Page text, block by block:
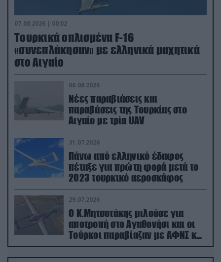
07.08.2026 | 00:02
Τουρκικά οπλισμένα F-16
«συνεπλάκησαν» με ελληνικά μαχητικά
στο Αιγαίο
06.08.2026
Νέες παραβιάσεις και
παραβάσεις της Τουρκίας στο
Αιγαίο με τρία UAV
31.07.2026
Πάνω από ελληνικό έδαφος
πέταξε για πρώτη φορά μετά το
2023 τουρκικό αεροσκάφος
29.07.2026
Ο Κ.Μητσοτάκης μιλούσε για
αποτροπή στο Αγαθονήσι και οι
Τούρκοι παραβίαζαν με ΑΦΝΣ και
drone